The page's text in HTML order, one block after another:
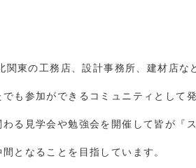
関東の工務店、設計事務所、建材店な
も参加ができるコミュニティとして
る見学会や勉強会を開催して皆が『
となることを目指しています。